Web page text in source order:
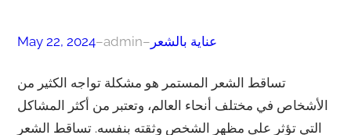
May 22, 2024–admin– عناية بالشعر
تساقط الشعر المستمر هو مشكلة تواجه الكثير من
الأشخاص في مختلف أنحاء العالم، وتعتبر من أكثر المشاكل
التي تؤثر على مظهر الشخص وثقته بنفسه. تساقط الشعر